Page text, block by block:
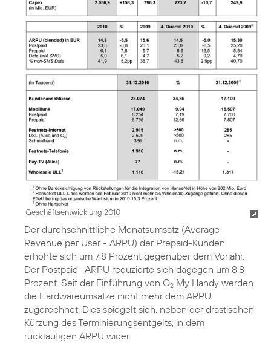
Geschäftsentwicklung 2010
Der durchschnittliche Monatsumsatz (Average
Revenue per User - ARPU) der Prepaid-Kunden
erhöhte sich um 7,8 Prozent gegenüber dem Vorjahr.
Der Postpaid- ARPU reduzierte sich dagegen um 8,8
Prozent. Seit der Einführung von O2 My Handy werden
die Hardwareumsätze nicht mehr dem ARPU
zugerechnet. Dies spiegelt sich, neben der drastischen
Kürzung des Terminierungsentgelts, in dem
rückläufigen ARPU wider.